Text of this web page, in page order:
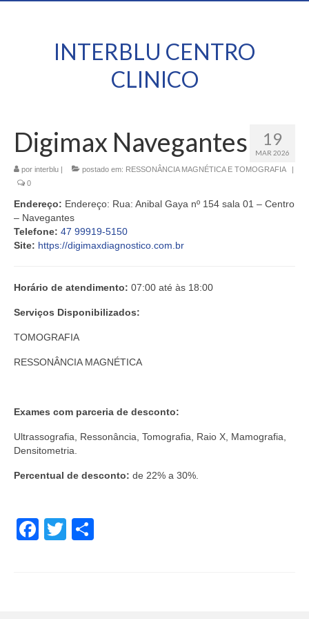
INTERBLU CENTRO
CLINICO
19
MAR 2026
Digimax Navegantes
por interblu | postado em: RESSONÂNCIA MAGNÉTICA E TOMOGRAFIA
|
0
Endereço: Endereço: Rua: Anibal Gaya nº 154 sala 01 – Centro
– Navegantes
Telefone: 47 99919-5150
Site: https://digimaxdiagnostico.com.br
Horário de atendimento: 07:00 até às 18:00
Serviços Disponibilizados:
TOMOGRAFIA
RESSONÂNCIA MAGNÉTICA
Exames com parceria de desconto:
Ultrassografia, Ressonância, Tomografia, Raio X, Mamografia,
Densitometria.
Percentual de desconto: de 22% a 30%.
Facebook
Twitter